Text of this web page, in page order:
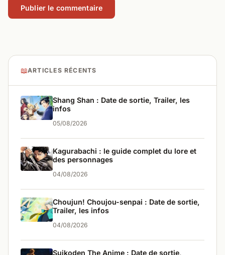
📖ARTICLES RÉCENTS
Shang Shan : Date de sortie, Trailer, les
infos
05/08/2026
Kagurabachi : le guide complet du lore et
des personnages
04/08/2026
Choujun! Choujou-senpai : Date de sortie,
Trailer, les infos
04/08/2026
Suikoden The Anime : Date de sortie,